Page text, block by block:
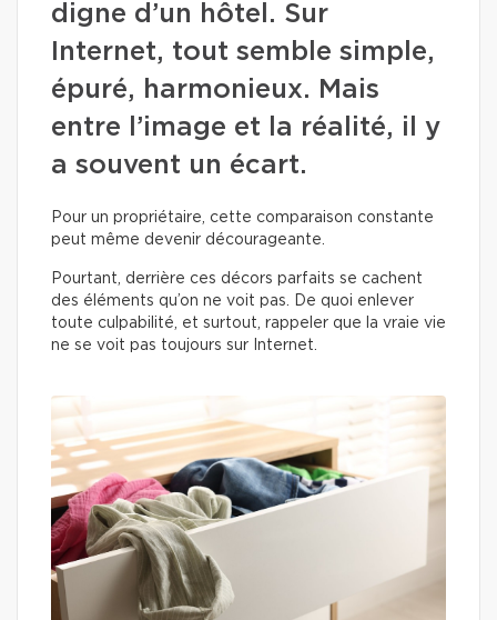
digne d’un hôtel. Sur
Internet, tout semble simple,
épuré, harmonieux. Mais
entre l’image et la réalité, il y
a souvent un écart.
Pour un propriétaire, cette comparaison constante
peut même devenir décourageante.
Pourtant, derrière ces décors parfaits se cachent
des éléments qu’on ne voit pas. De quoi enlever
toute culpabilité, et surtout, rappeler que la vraie vie
ne se voit pas toujours sur Internet.